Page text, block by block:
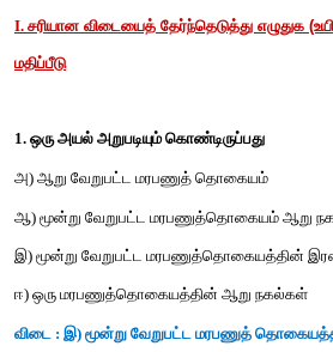
I.சரியான விடையைத் தேர்ந்தெடுத்து
மதிப்பீடு